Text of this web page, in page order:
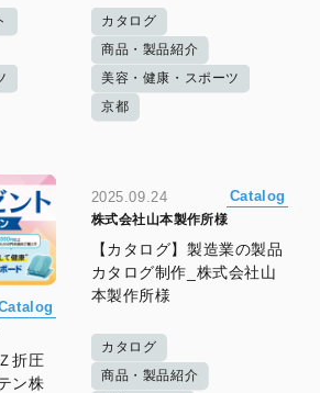
カタログ
商品・製品紹介
美容・健康・スポーツ
京都
折圧
ン株
2025.09.24 Catalog
株式会社山本製作所様
【カタログ】製造業の製品
カタログ制作_株式会社山
本製作所様
カタログ
商品・製品紹介